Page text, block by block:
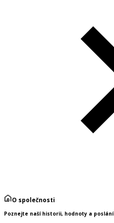
O společnosti
Poznejte naší historii, hodnoty a poslání